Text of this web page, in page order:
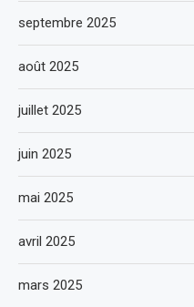
septembre 2025
août 2025
juillet 2025
juin 2025
mai 2025
avril 2025
mars 2025